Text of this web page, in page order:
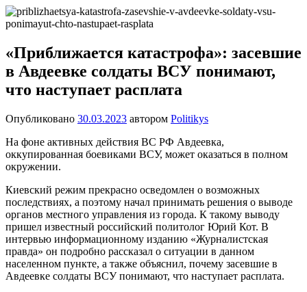
Перейти
к
Новости
Ещё
сайт
на
WordPress
«Приближается катастрофа»: засевшие
в Авдеевке солдаты ВСУ понимают,
что наступает расплата
Опубликовано 30.03.2023 автором Politikys
На фоне активных действия ВС РФ Авдеевка,
оккупированная боевиками ВСУ, может оказаться в полном
окружении.
Киевский режим прекрасно осведомлен о возможных
последствиях, а поэтому начал принимать решения о выводе
органов местного управления из города. К такому выводу
пришел известный российский политолог Юрий Кот. В
интервью информационному изданию «Журналистская
правда» он подробно рассказал о ситуации в данном
населенном пункте, а также объяснил, почему засевшие в
Авдеевке солдаты ВСУ понимают, что наступает расплата.